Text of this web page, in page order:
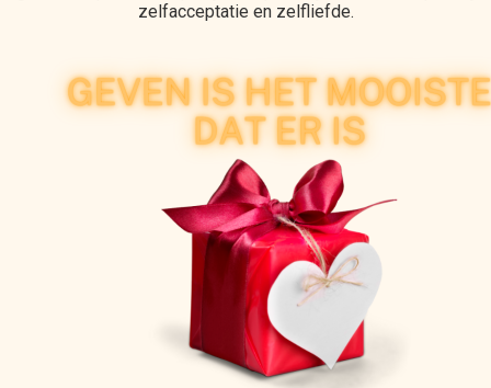
zelfacceptatie en zelfliefde.